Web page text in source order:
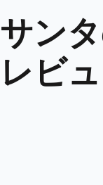
サン
レビ